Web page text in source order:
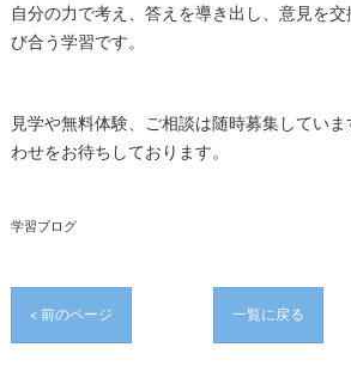
自分の力で考え、答えを導き出し、意見を
び合う学習です。
見学や無料体験、ご相談は随時募集してい
わせをお待ちしております。
学習ブログ
< 前のページ 一覧に戻る